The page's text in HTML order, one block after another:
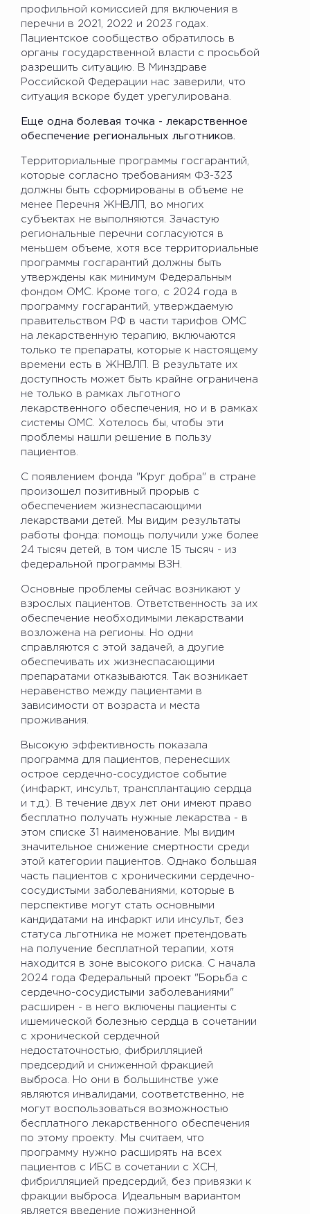
профильной комиссией для включения в
перечни в 2021, 2022 и 2023 годах.
Пациентское сообщество обратилось в
органы государственной власти с просьбой
разрешить ситуацию. В Минздраве
Российской Федерации нас заверили, что
ситуация вскоре будет урегулирована.
Еще одна болевая точка - лекарственное
обеспечение региональных льготников.
Территориальные программы госгарантий,
которые согласно требованиям ФЗ-323
должны быть сформированы в объеме не
менее Перечня ЖНВЛП, во многих
субъектах не выполняются. Зачастую
региональные перечни согласуются в
меньшем объеме, хотя все территориальные
программы госгарантий должны быть
утверждены как минимум Федеральным
фондом ОМС. Кроме того, с 2024 года в
программу госгарантий, утверждаемую
правительством РФ в части тарифов ОМС
на лекарственную терапию, включаются
только те препараты, которые к настоящему
времени есть в ЖНВЛП. В результате их
доступность может быть крайне ограничена
не только в рамках льготного
лекарственного обеспечения, но и в рамках
системы ОМС. Хотелось бы, чтобы эти
проблемы нашли решение в пользу
пациентов.
С появлением фонда "Круг добра" в стране
произошел позитивный прорыв с
обеспечением жизнеспасающими
лекарствами детей. Мы видим результаты
работы фонда: помощь получили уже более
24 тысяч детей, в том числе 15 тысяч - из
федеральной программы ВЗН.
Основные проблемы сейчас возникают у
взрослых пациентов. Ответственность за их
обеспечение необходимыми лекарствами
возложена на регионы. Но одни
справляются с этой задачей, а другие
обеспечивать их жизнеспасающими
препаратами отказываются. Так возникает
неравенство между пациентами в
зависимости от возраста и места
проживания.
Высокую эффективность показала
программа для пациентов, перенесших
острое сердечно-сосудистое событие
(инфаркт, инсульт, трансплантацию сердца
и т.д.). В течение двух лет они имеют право
бесплатно получать нужные лекарства - в
этом списке 31 наименование. Мы видим
значительное снижение смертности среди
этой категории пациентов. Однако большая
часть пациентов с хроническими сердечно-
сосудистыми заболеваниями, которые в
перспективе могут стать основными
кандидатами на инфаркт или инсульт, без
статуса льготника не может претендовать
на получение бесплатной терапии, хотя
находится в зоне высокого риска. С начала
2024 года Федеральный проект "Борьба с
сердечно-сосудистыми заболеваниями"
расширен - в него включены пациенты с
ишемической болезнью сердца в сочетании
с хронической сердечной
недостаточностью, фибрилляцией
предсердий и сниженной фракцией
выброса. Но они в большинстве уже
являются инвалидами, соответственно, не
могут воспользоваться возможностью
бесплатного лекарственного обеспечения
по этому проекту. Мы считаем, что
программу нужно расширять на всех
пациентов с ИБС в сочетании с ХСН,
фибрилляцией предсердий, без привязки к
фракции выброса. Идеальным вариантом
является введение пожизненной